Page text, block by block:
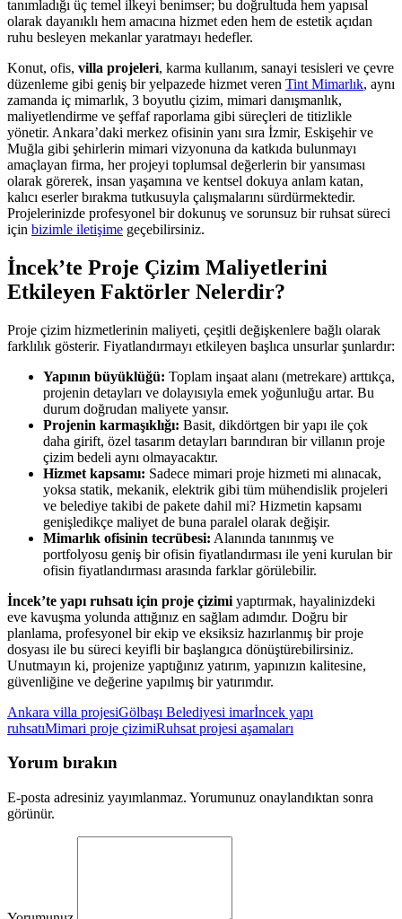
tanımladığı üç temel ilkeyi benimser; bu doğrultuda hem yapısal
olarak dayanıklı hem amacına hizmet eden hem de estetik açıdan
ruhu besleyen mekanlar yaratmayı hedefler.
Konut, ofis, villa projeleri, karma kullanım, sanayi tesisleri ve çevre
düzenleme gibi geniş bir yelpazede hizmet veren Tint Mimarlık, aynı
zamanda iç mimarlık, 3 boyutlu çizim, mimari danışmanlık,
maliyetlendirme ve şeffaf raporlama gibi süreçleri de titizlikle
yönetir. Ankara’daki merkez ofisinin yanı sıra İzmir, Eskişehir ve
Muğla gibi şehirlerin mimari vizyonuna da katkıda bulunmayı
amaçlayan firma, her projeyi toplumsal değerlerin bir yansıması
olarak görerek, insan yaşamına ve kentsel dokuya anlam katan,
kalıcı eserler bırakma tutkusuyla çalışmalarını sürdürmektedir.
Projelerinizde profesyonel bir dokunuş ve sorunsuz bir ruhsat süreci
için bizimle iletişime geçebilirsiniz.
İncek’te Proje Çizim Maliyetlerini
Etkileyen Faktörler Nelerdir?
Proje çizim hizmetlerinin maliyeti, çeşitli değişkenlere bağlı olarak
farklılık gösterir. Fiyatlandırmayı etkileyen başlıca unsurlar şunlardır:
Yapının büyüklüğü: Toplam inşaat alanı (metrekare) arttıkça,
projenin detayları ve dolayısıyla emek yoğunluğu artar. Bu
durum doğrudan maliyete yansır.
Projenin karmaşıklığı: Basit, dikdörtgen bir yapı ile çok
daha girift, özel tasarım detayları barındıran bir villanın proje
çizim bedeli aynı olmayacaktır.
Hizmet kapsamı: Sadece mimari proje hizmeti mi alınacak,
yoksa statik, mekanik, elektrik gibi tüm mühendislik projeleri
ve belediye takibi de pakete dahil mi? Hizmetin kapsamı
genişledikçe maliyet de buna paralel olarak değişir.
Mimarlık ofisinin tecrübesi: Alanında tanınmış ve
portfolyosu geniş bir ofisin fiyatlandırması ile yeni kurulan bir
ofisin fiyatlandırması arasında farklar görülebilir.
İncek’te yapı ruhsatı için proje çizimi yaptırmak, hayalinizdeki
eve kavuşma yolunda attığınız en sağlam adımdır. Doğru bir
planlama, profesyonel bir ekip ve eksiksiz hazırlanmış bir proje
dosyası ile bu süreci keyifli bir başlangıca dönüştürebilirsiniz.
Unutmayın ki, projenize yaptığınız yatırım, yapınızın kalitesine,
güvenliğine ve değerine yapılmış bir yatırımdır.
Ankara villa projesiGölbaşı Belediyesi imarİncek yapı
ruhsatıMimari proje çizimiRuhsat projesi aşamaları
Yorum bırakın
E-posta adresiniz yayımlanmaz. Yorumunuz onaylandıktan sonra
görünür.